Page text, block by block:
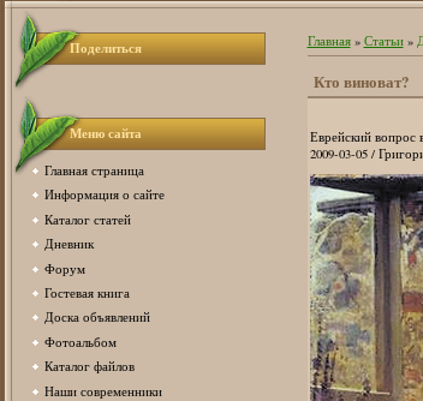
Поделиться
Меню сайта
Главная страница
Информация о сайте
Каталог статей
Дневник
Форум
Гостевая книга
Доска объявлений
Фотоальбом
Каталог файлов
Наши современники
Главная» Статьи»
Кто виноват?
Еврейский вопрос
2009-03-05 /